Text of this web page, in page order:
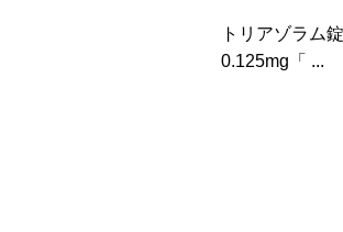
トリアゾラム錠
0.125mg「 ...